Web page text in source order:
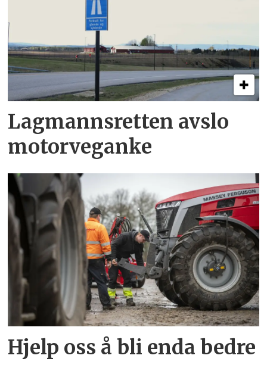
Lagmannsretten avslo
motorveganke
Hjelp oss å bli enda bedre